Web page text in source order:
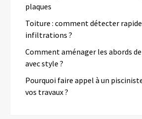
plaques
Toiture : comment détecter
infiltrations ?
Comment aménager les abords
avec style ?
Pourquoi faire appel à un
vos travaux ?